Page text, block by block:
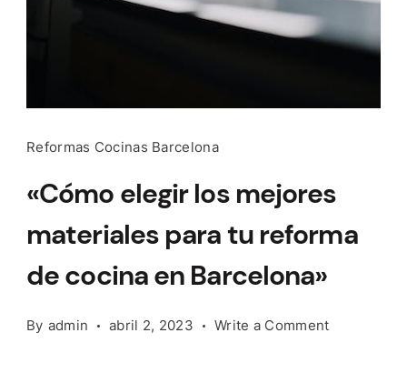
Reformas Cocinas Barcelona
«Cómo elegir los mejores
materiales para tu reforma
de cocina en Barcelona»
By admin abril 2, 2023 Write a Commenton